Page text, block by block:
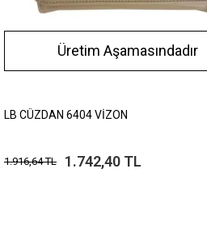
Üretim Aşamasındadır
LB CÜZDAN 6404 VİZON
1.916,64 TL 1.742,40 TL